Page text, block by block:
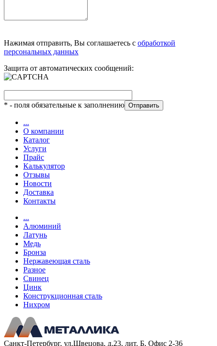
Нажимая отправить, Вы соглашаетесь с обработкой
персональных данных
Защита от автоматических сообщений:
* - поля обязательные к заполнению
...
О компании
Каталог
Услуги
Прайс
Калькулятор
Отзывы
Новости
Доставка
Контакты
...
Алюминий
Латунь
Медь
Бронза
Нержавеющая сталь
Разное
Свинец
Цинк
Конструкционная сталь
Нихром
Санкт-Петербург, ул.Швецова, д.23, лит. Б, Офис 2-36